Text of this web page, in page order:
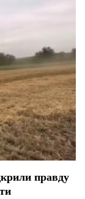
правду